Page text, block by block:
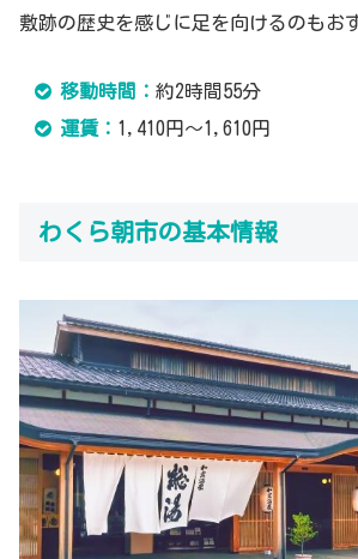
敷跡の歴史を感じに足を向けるのもお
移動時間： 約2時間55分
運賃： 1,410円～1,610円
わくら朝市の基本情報